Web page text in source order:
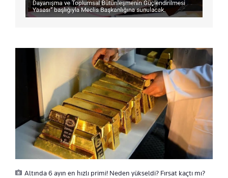
Altında 6 ayın en hızlı primi! Neden yükseldi? Fırsat kaçtı mı?